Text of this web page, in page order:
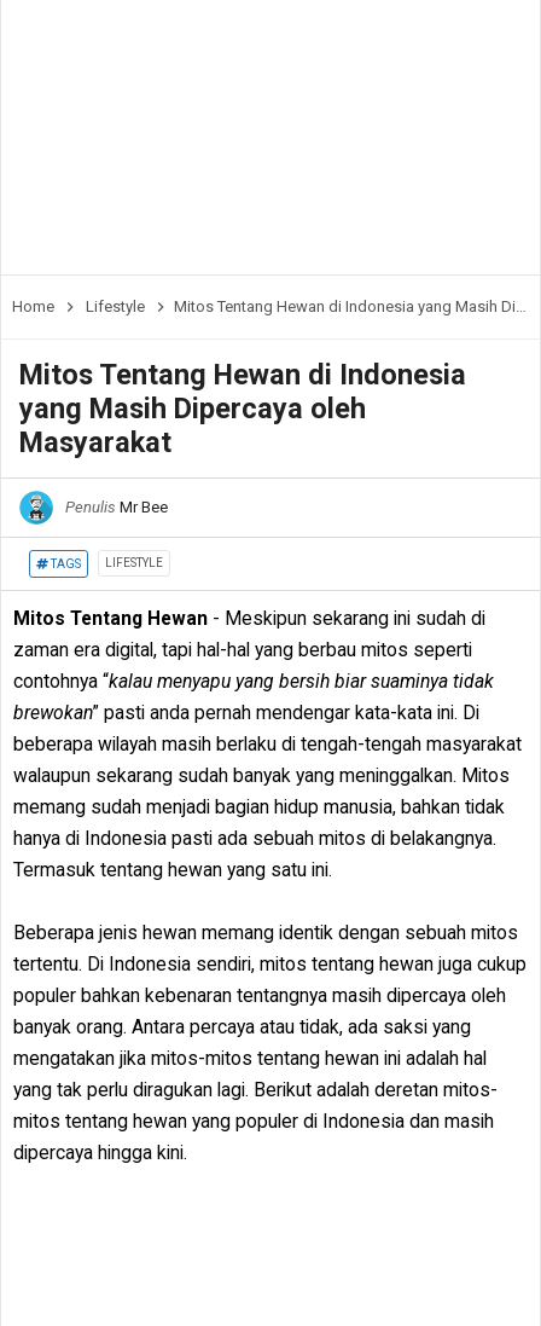
Home Lifestyle Mitos Tentang Hewan di Indonesia yang Masih Dipercaya oleh Masyarakat
Mitos Tentang Hewan di Indonesia
yang Masih Dipercaya oleh
Masyarakat
Penulis Mr Bee
TAGS LIFESTYLE
Mitos Tentang Hewan - Meskipun sekarang ini sudah di
zaman era digital, tapi hal-hal yang berbau mitos seperti
contohnya “kalau menyapu yang bersih biar suaminya tidak
brewokan” pasti anda pernah mendengar kata-kata ini. Di
beberapa wilayah masih berlaku di tengah-tengah masyarakat
walaupun sekarang sudah banyak yang meninggalkan. Mitos
memang sudah menjadi bagian hidup manusia, bahkan tidak
hanya di Indonesia pasti ada sebuah mitos di belakangnya.
Termasuk tentang hewan yang satu ini.
Beberapa jenis hewan memang identik dengan sebuah mitos
tertentu. Di Indonesia sendiri, mitos tentang hewan juga cukup
populer bahkan kebenaran tentangnya masih dipercaya oleh
banyak orang. Antara percaya atau tidak, ada saksi yang
mengatakan jika mitos-mitos tentang hewan ini adalah hal
yang tak perlu diragukan lagi. Berikut adalah deretan mitos-
mitos tentang hewan yang populer di Indonesia dan masih
dipercaya hingga kini.